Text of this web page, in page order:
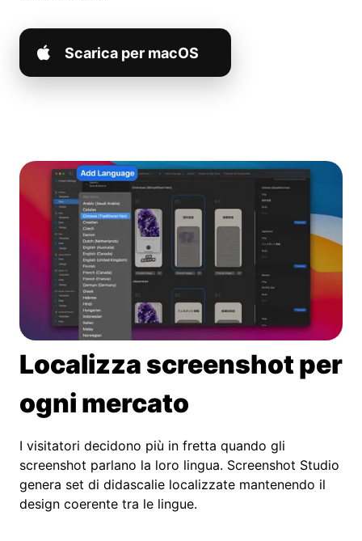
Scarica per macOS
Localizza screenshot per
ogni mercato
I visitatori decidono più in fretta quando gli
screenshot parlano la loro lingua. Screenshot Studio
genera set di didascalie localizzate mantenendo il
design coerente tra le lingue.